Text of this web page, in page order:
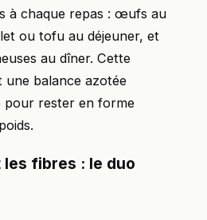
à chaque repas : œufs au
ou tofu au déjeuner, et
au dîner. Cette
une balance azotée
pour rester en forme
les fibres : le duo